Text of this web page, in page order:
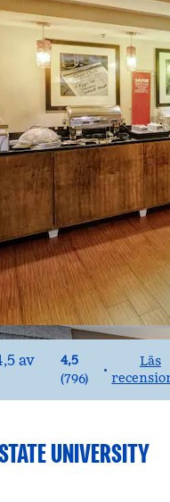
4,5
(796)
•
Läs
UNIVERSITY